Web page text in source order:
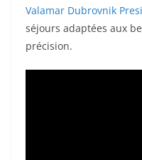
Valamar Dubrovnik
séjours adaptées aux
précision.